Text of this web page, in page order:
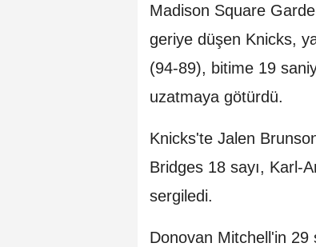
Madison Square
geriye düşen Knicks,
(94-89), bitime 19
uzatmaya götürdü.
Knicks'te Jalen
Bridges 18 sayı, Karl-
sergiledi.
Donovan Mitchell'in 29